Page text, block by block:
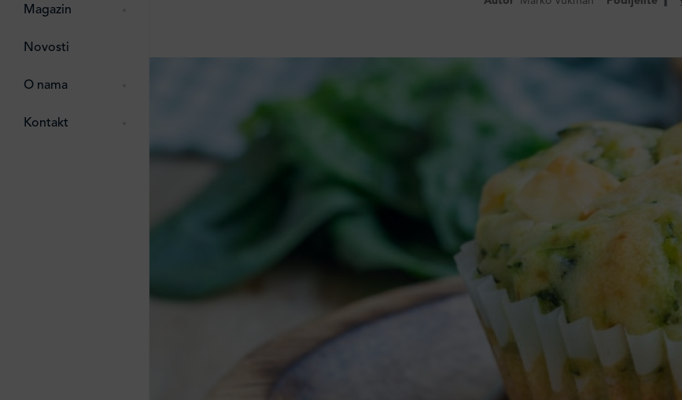
Magazin
Novosti
O nama
ostalo
Kontakt